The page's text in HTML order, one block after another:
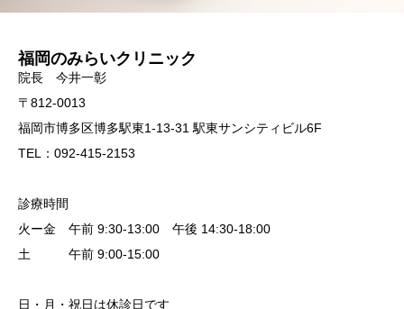
福岡のみらいクリニック
院長 今井一彰
〒812-0013
福岡市博多区博多駅東1-13-31 駅東サンシティビル6F
TEL：092-415-2153
診療時間
火ー金 午前 9:30-13:00 午後 14:30-18:00
土 午前 9:00-15:00
日・月・祝日は休診日です